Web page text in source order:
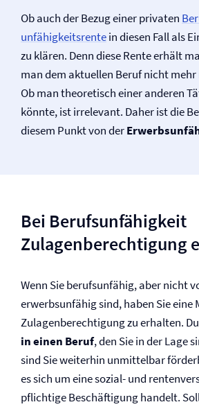
Ob auch der Bezug einer privaten
unfähigkeitsrentein diesen Fall als
zu klären. Denn diese Rente erhält
man dem aktuellen Beruf nicht
Ob man theoretisch einer anderen
könnte, ist irrelevant. Daher ist die
diesem Punkt von der
Bei Berufs­unfähigkeit
Zulagenberechtigung
Wenn Sie berufsunfähig, aber nicht
erwerbsunfähig sind, haben Sie eine
Zulagen­be­rechtigung zu erhalten.
in einen Beruf, den Sie in der Lage
sind Sie weiter­hin unmittelbar
es sich um eine sozial- und
pflichtige Beschäftigung handelt.